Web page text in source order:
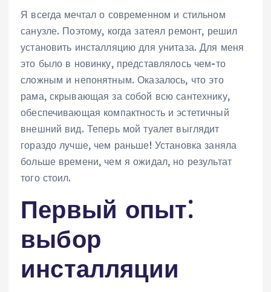
Я всегда мечтал о современном и стильном
санузле. Поэтому, когда затеял ремонт, решил
установить инсталляцию для унитаза. Для меня
это было в новинку, представлялось чем-то
сложным и непонятным. Оказалось, что это
рама, скрывающая за собой всю сантехнику,
обеспечивающая компактность и эстетичный
внешний вид. Теперь мой туалет выглядит
гораздо лучше, чем раньше! Установка заняла
больше времени, чем я ожидал, но результат
того стоил.
Первый опыт⁚
выбор
инсталляции